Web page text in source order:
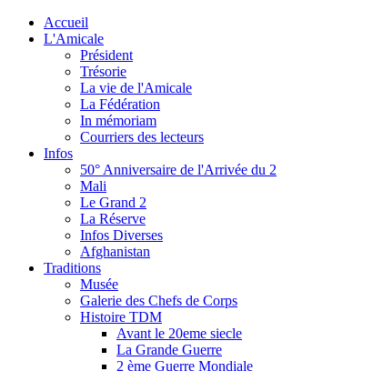
Accueil
L'Amicale
Président
Trésorie
La vie de l'Amicale
La Fédération
In mémoriam
Courriers des lecteurs
Infos
50° Anniversaire de l'Arrivée du 2
Mali
Le Grand 2
La Réserve
Infos Diverses
Afghanistan
Traditions
Musée
Galerie des Chefs de Corps
Histoire TDM
Avant le 20eme siecle
La Grande Guerre
2 ème Guerre Mondiale